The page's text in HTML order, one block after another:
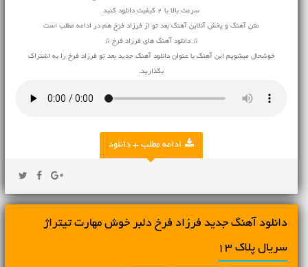
سرعت بالا با 2 کیفیت دانلود کنید
متن آهنگ و پخش آنلاین آهنگ بعد تو از فرزاد فرخ هم در ادامه مطلب است
♫ دانلود آهنگ های فرزاد فرخ ♫
خوشحال میشویم این آهنگ با عنوان دانلود آهنگ جدید بعد تو فرزاد فرخ را به اشتراک
بگذارید.
ادامه مطلب + دانلود
دانلود آهنگ جدید فرزاد فرخ دلبر خوش مهارت تیتراژ
سریال پلاک ۱۳